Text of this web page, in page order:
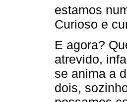
estamos
Curioso e
E agora?
atrevido,
se anima a
dois,